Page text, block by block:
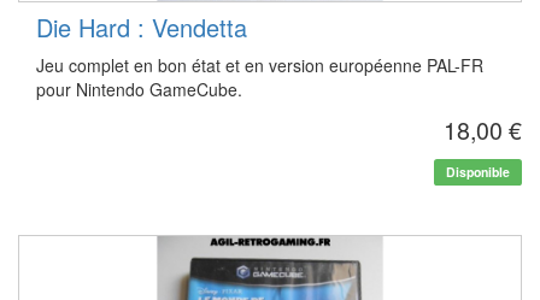
Die Hard : Vendetta
Jeu complet en bon état et en version européenne PAL-FR
pour Nintendo GameCube.
18,00 €
Disponible